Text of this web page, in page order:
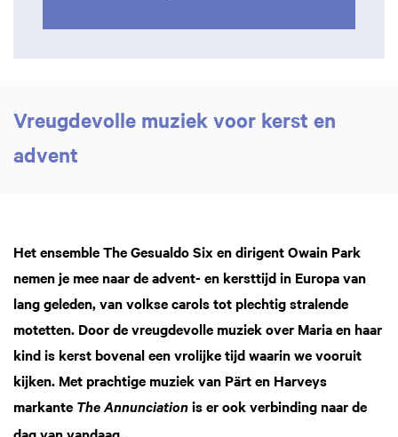
Vreugdevolle muziek voor kerst en
advent
Het ensemble The Gesualdo Six en dirigent Owain Park
nemen je mee naar de advent- en kersttijd in Europa van
lang geleden, van volkse carols tot plechtig stralende
motetten. Door de vreugdevolle muziek over Maria en haar
kind is kerst bovenal een vrolijke tijd waarin we vooruit
kijken. Met prachtige muziek van Pärt en Harveys
markante The Annunciation is er ook verbinding naar de
dag van vandaag.